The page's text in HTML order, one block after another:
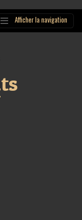
Afficher la navigation